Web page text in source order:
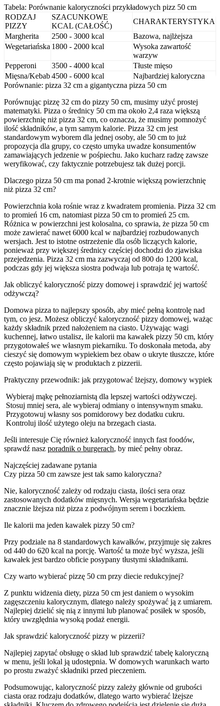
Tabela: Porównanie kaloryczności przykładowych pizz 50 cm
RODZAJ
PIZZY
SZACUNKOWE
KCAL (CAŁOŚĆ)
CHARAKTERYSTYKA
Margherita
2500 - 3000 kcal
Bazowa, najlżejsza
Wegetariańska 1800 - 2000 kcal
Wysoka zawartość
warzyw
Pepperoni
3500 - 4000 kcal
Tłuste mięso
Mięsna/Kebab4500 - 6000 kcal
Najbardziej kaloryczna
Porównanie: pizza 32 cm a gigantyczna pizza 50 cm
Porównując pizzę 32 cm do pizzy 50 cm, musimy użyć prostej
matematyki. Pizza o średnicy 50 cm ma około 2,4 raza większą
powierzchnię niż pizza 32 cm, co oznacza, że musimy pomnożyć
ilość składników, a tym samym kalorie. Pizza 32 cm jest
standardowym wyborem dla jednej osoby, ale 50 cm to już
propozycja dla grupy, co często umyka uwadze konsumentów
zamawiających jedzenie w pośpiechu. Jako kucharz radzę zawsze
weryfikować, czy faktycznie potrzebujesz tak dużej porcji.
Dlaczego pizza 50 cm ma ponad 2-krotnie większą powierzchnię
niż pizza 32 cm?
Powierzchnia koła rośnie wraz z kwadratem promienia. Pizza 32 cm
to promień 16 cm, natomiast pizza 50 cm to promień 25 cm.
Różnica w powierzchni jest kolosalna, co sprawia, że pizza 50 cm
może zawierać nawet 6000 kcal w najbardziej rozbudowanych
wersjach. Jest to istotne ostrzeżenie dla osób liczących kalorie,
ponieważ przy większej średnicy częściej dochodzi do zjawiska
przejedzenia. Pizza 32 cm ma zazwyczaj od 800 do 1200 kcal,
podczas gdy jej większa siostra podwaja lub potraja tę wartość.
Jak obliczyć kaloryczność pizzy domowej i sprawdzić jej wartość
odżywczą?
Domowa pizza to najlepszy sposób, aby mieć pełną kontrolę nad
tym, co jesz. Możesz obliczyć kaloryczność pizzy domowej, ważąc
każdy składnik przed nałożeniem na ciasto. Używając wagi
kuchennej, łatwo ustalisz, ile kalorii ma kawałek pizzy 50 cm, który
przygotowałeś we własnym piekarniku. To doskonała metoda, aby
cieszyć się domowym wypiekiem bez obaw o ukryte tłuszcze, które
często pojawiają się w produktach z pizzerii.
Praktyczny przewodnik: jak przygotować lżejszy, domowy wypiek
Wybieraj mąkę pełnoziarnistą dla lepszej wartości odżywczej.
Stosuj mniej sera, ale wybieraj odmiany o intensywnym smaku.
Przygotowuj własny sos pomidorowy bez dodatku cukru.
Kontroluj ilość użytego oleju na brzegach ciasta.
Jeśli interesuje Cię również kaloryczność innych fast foodów,
sprawdź nasz poradnik o burgerach, by mieć pełny obraz.
Najczęściej zadawane pytania
Czy pizza 50 cm zawsze jest tak samo kaloryczna?
Nie, kaloryczność zależy od rodzaju ciasta, ilości sera oraz
zastosowanych dodatków mięsnych. Wersja wegetariańska będzie
znacznie lżejsza niż pizza z podwójnym serem i boczkiem.
Ile kalorii ma jeden kawałek pizzy 50 cm?
Przy podziale na 8 standardowych kawałków, przyjmuje się zakres
od 440 do 620 kcal na porcję. Wartość ta może być wyższa, jeśli
kawałek jest bardzo obficie posypany tłustymi składnikami.
Czy warto wybierać pizzę 50 cm przy diecie redukcyjnej?
Z punktu widzenia diety, pizza 50 cm jest daniem o wysokim
zagęszczeniu kalorycznym, dlatego należy spożywać ją z umiarem.
Najlepiej dzielić się nią z innymi lub planować posiłek w sposób,
który uwzględnia wysoką podaż energii.
Jak sprawdzić kaloryczność pizzy w pizzerii?
Najlepiej zapytać obsługę o skład lub sprawdzić tabelę kaloryczną
w menu, jeśli lokal ją udostępnia. W domowych warunkach warto
po prostu zważyć składniki przed pieczeniem.
Podsumowując, kaloryczność pizzy zależy głównie od grubości
ciasta oraz rodzaju dodatków, dlatego warto wybierać lżejsze